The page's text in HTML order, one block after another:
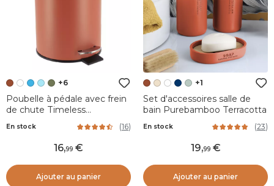
+6
Poubelle à pédale avec frein
de chute Timeless
En stock (16)
16,99
Ajouter au panier
+1
Set d'accessoires salle de
bain Purebamboo Terracotta
En stock (23)
19,99
Ajouter au panier